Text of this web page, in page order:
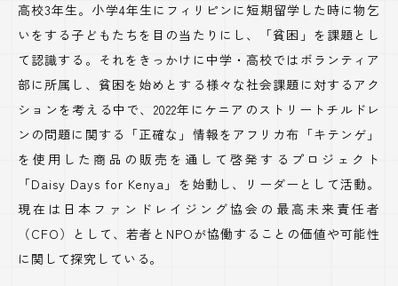
高校3年生。小学4年生にフィリピンに短期留学した時に物乞
いをする子どもたちを目の当たりにし、「貧困」を課題とし
て認識する。それをきっかけに中学・高校ではボランティア
部に所属し、貧困を始めとする様々な社会課題に対するアク
ションを考える中で、2022年にケニアのストリートチルドレ
ンの問題に関する「正確な」情報をアフリカ布「キテンゲ」
を使用した商品の販売を通して啓発するプロジェクト
「Daisy Days for Kenya」を始動し、リーダーとして活動。
現在は日本ファンドレイジング協会の最高未来責任者
（CFO）として、若者とNPOが協働することの価値や可能性
に関して探究している。